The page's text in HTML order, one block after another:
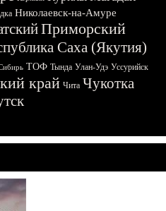
Николаевск-на-Амуре
Приморский
Саха (Якутия)
ТОФ Тында Улан-Удэ Уссурийск
край Чита Чукотка